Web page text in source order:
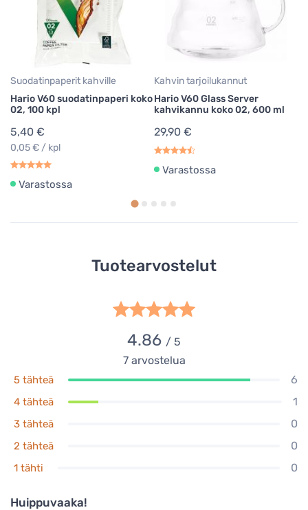
Suodatinpaperit kahville
Hario V60 suodatinpaperi koko
02, 100 kpl
5,40 €
0,05 € / kpl
Varastossa
Kahvin tarjoilukannut
Hario V60 Glass Server
kahvikannu koko 02, 600 ml
29,90 €
Varastossa
Tuotearvostelut
4.86 / 5
7arvostelua
5 tähteä 6
4 tähteä 1
3 tähteä 0
2 tähteä 0
1 tähti 0
Huippuvaaka!